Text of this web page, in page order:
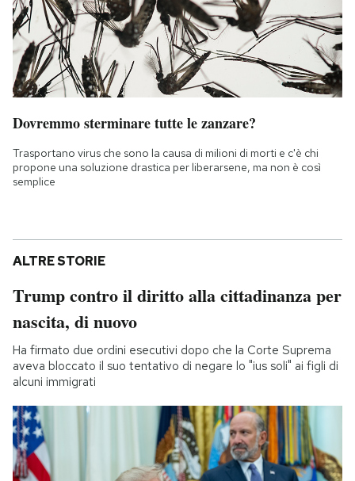
Dovremmo sterminare tutte le zanzare?
Trasportano virus che sono la causa di milioni di morti e c'è chi
propone una soluzione drastica per liberarsene, ma non è così
semplice
ALTRE STORIE
Trump contro il diritto alla cittadinanza per
nascita, di nuovo
Ha firmato due ordini esecutivi dopo che la Corte Suprema
aveva bloccato il suo tentativo di negare lo "ius soli" ai figli di
alcuni immigrati